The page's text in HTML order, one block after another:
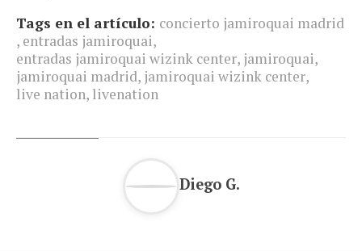
Tags en el artículo: concierto jamiroquai madrid
, entradas jamiroquai,
entradas jamiroquai wizink center, jamiroquai,
jamiroquai madrid, jamiroquai wizink center,
live nation, livenation
Diego G.